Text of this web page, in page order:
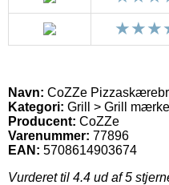
Navn: CoZZe
Kategori: Grill > Grill
Producent: CoZZe
Varenummer: 77896
EAN: 5708614903674
Vurderet til 4.4 ud af 5